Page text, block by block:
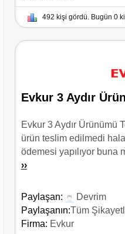
492 kişi gördü. Bugün 0
Evkur 3 Aydır
Evkur 3 Aydır Ürünümü
ürün teslim edilmedi
ödemesi yapılıyor buna
››
Paylaşan:
Devrim
Paylaşanın:Tüm
Firma: Evkur